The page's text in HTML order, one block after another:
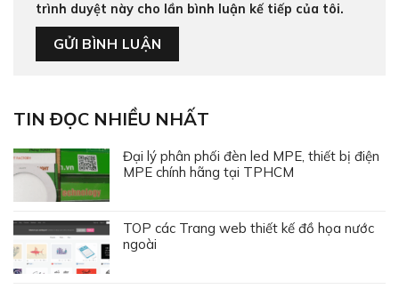
trình duyệt này cho lần bình luận kế tiếp của tôi.
TIN ĐỌC NHIỀU NHẤT
Đại lý phân phối đèn led MPE, thiết bị điện
MPE chính hãng tại TPHCM
TOP các Trang web thiết kế đồ họa nước
ngoài